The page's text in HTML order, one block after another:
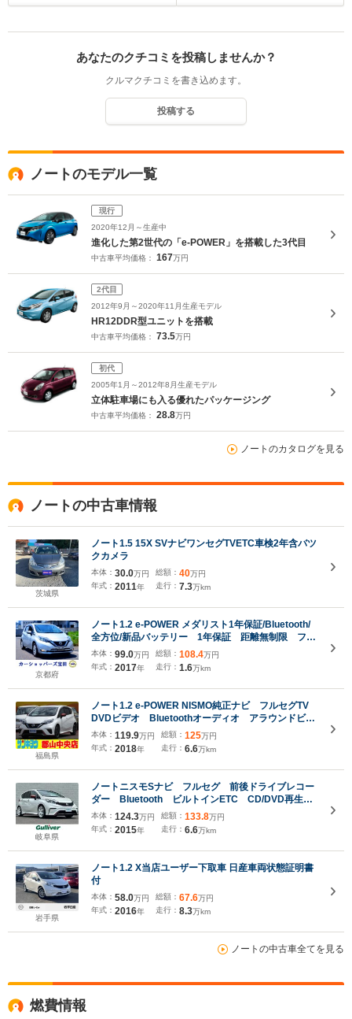
あなたのクチコミを投稿しませんか？
クルマクチコミを書き込めます。
投稿する
ノートのモデル一覧
現行
2020年12月～生産中
進化した第2世代の「e-POWER」を搭載した3代目
中古車平均価格： 167万円
2代目
2012年9月～2020年11月生産モデル
HR12DDR型ユニットを搭載
中古車平均価格： 73.5万円
初代
2005年1月～2012年8月生産モデル
立体駐車場にも入る優れたパッケージング
中古車平均価格： 28.8万円
ノートのカタログを見る
ノートの中古車情報
茨城県
ノート1.5 15X SVナビワンセグTVETC車検2年含バツ
クカメラ
本体： 30.0万円
年式： 2011年
総額： 40万円
走行： 7.3万km
京都府
ノート1.2 e-POWER メダリスト1年保証/Bluetooth/
全方位/新品バッテリー 1年保証 距離無制限 フル
セグTV全方位カメラ付ナビ Bluetooth ワンオーナ
ー禁煙車 ドラレコ&ETC 衝突軽減ブレーキ&踏み
間違い防止
本体： 99.0万円
年式： 2017年
総額： 108.4万円
走行： 1.6万km
福島県
ノート1.2 e-POWER NISMO純正ナビ フルセグTV
DVDビデオ Bluetoothオーディオ アラウンドビュ
ーモニター バックカメラ ETC エマージェンシー
ブレーキ LEDヘッドライト ドライブレコーダー
専用バケットシート
本体： 119.9万円
年式： 2018年
総額： 125万円
走行： 6.6万km
岐阜県
ノートニスモSナビ フルセグ 前後ドライブレコー
ダー Bluetooth ビルトインETC CD/DVD再生
オートライト ディスチャージヘッドライト アルミ
ホイール ダブルエアバック プッシュスタート ス
マートキー
本体： 124.3万円
年式： 2015年
総額： 133.8万円
走行： 6.6万km
岩手県
ノート1.2 X当店ユーザー下取車 日産車両状態証明書
付
本体： 58.0万円
年式： 2016年
総額： 67.6万円
走行： 8.3万km
ノートの中古車全てを見る
燃費情報